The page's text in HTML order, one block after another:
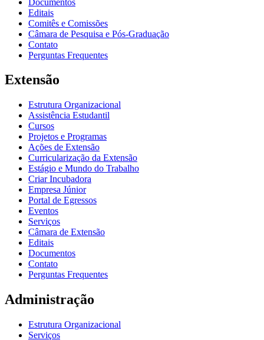
Editais
Comitês e Comissões
Câmara de Pesquisa e Pós-Graduação
Contato
Perguntas Frequentes
Extensão
Estrutura Organizacional
Assistência Estudantil
Cursos
Projetos e Programas
Ações de Extensão
Curricularização da Extensão
Estágio e Mundo do Trabalho
Criar Incubadora
Empresa Júnior
Portal de Egressos
Eventos
Serviços
Câmara de Extensão
Editais
Documentos
Contato
Perguntas Frequentes
Administração
Estrutura Organizacional
Serviços